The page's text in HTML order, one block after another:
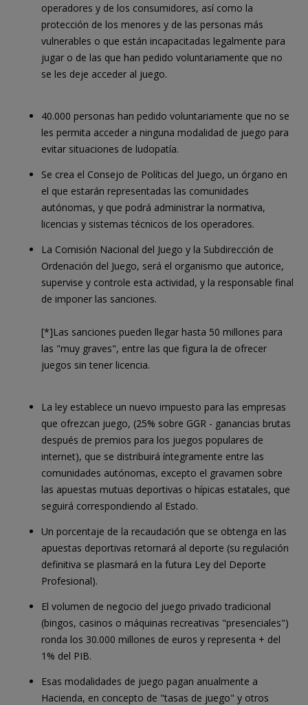
operadores y de los consumidores, así como la
protección de los menores y de las personas más
vulnerables o que están incapacitadas legalmente para
jugar o de las que han pedido voluntariamente que no
se les deje acceder al juego.
40.000 personas han pedido voluntariamente que no se
les permita acceder a ninguna modalidad de juego para
evitar situaciones de ludopatía.
Se crea el Consejo de Políticas del Juego, un órgano en
el que estarán representadas las comunidades
autónomas, y que podrá administrar la normativa,
licencias y sistemas técnicos de los operadores.
La Comisión Nacional del Juego y la Subdirección de
Ordenación del Juego, será el organismo que autorice,
supervise y controle esta actividad, y la responsable final
de imponer las sanciones.
[*]Las sanciones pueden llegar hasta 50 millones para
las "muy graves", entre las que figura la de ofrecer
juegos sin tener licencia.
La ley establece un nuevo impuesto para las empresas
que ofrezcan juego, (25% sobre GGR - ganancias brutas
después de premios para los juegos populares de
internet), que se distribuirá íntegramente entre las
comunidades autónomas, excepto el gravamen sobre
las apuestas mutuas deportivas o hípicas estatales, que
seguirá correspondiendo al Estado.
Un porcentaje de la recaudación que se obtenga en las
apuestas deportivas retornará al deporte (su regulación
definitiva se plasmará en la futura Ley del Deporte
Profesional).
El volumen de negocio del juego privado tradicional
(bingos, casinos o máquinas recreativas "presenciales")
ronda los 30.000 millones de euros y representa + del
1% del PIB.
Esas modalidades de juego pagan anualmente a
Hacienda, en concepto de "tasas de juego" y otros